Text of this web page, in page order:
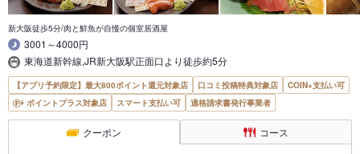
新大阪徒歩5分/肉と鮮魚が自慢の個室居酒屋
3001～4000円
東海道新幹線,JR新大阪駅正面口より徒歩約5分
【アプリ予約限定】最大800ポイント還元対象店 口コミ投稿特典対象店
COIN+支払い可
ポイントプラス対象店
スマート支払い可 適格請求書発行事業者
クーポン コース